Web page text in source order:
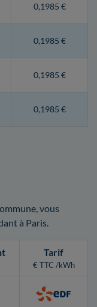
0,1985 €
0,1985 €
0,1985 €
0,1985 €
vous
à Paris.
Tarif
€ TTC /kWh